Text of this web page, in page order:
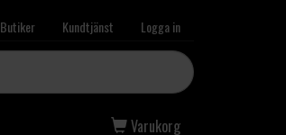
Butiker Kundtjänst Logga in
Varukorg